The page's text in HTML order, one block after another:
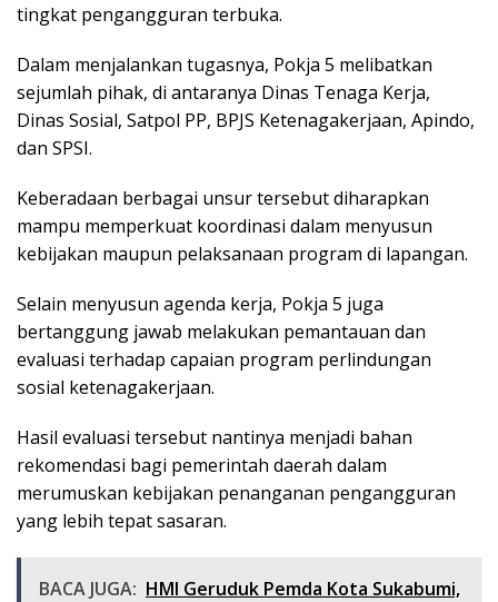
tingkat pengangguran terbuka.
Dalam menjalankan tugasnya, Pokja 5 melibatkan
sejumlah pihak, di antaranya Dinas Tenaga Kerja,
Dinas Sosial, Satpol PP, BPJS Ketenagakerjaan, Apindo,
dan SPSI.
Keberadaan berbagai unsur tersebut diharapkan
mampu memperkuat koordinasi dalam menyusun
kebijakan maupun pelaksanaan program di lapangan.
Selain menyusun agenda kerja, Pokja 5 juga
bertanggung jawab melakukan pemantauan dan
evaluasi terhadap capaian program perlindungan
sosial ketenagakerjaan.
Hasil evaluasi tersebut nantinya menjadi bahan
rekomendasi bagi pemerintah daerah dalam
merumuskan kebijakan penanganan pengangguran
yang lebih tepat sasaran.
BACA JUGA: HMI Geruduk Pemda Kota Sukabumi,